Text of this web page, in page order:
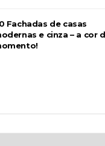
Fachadas de casas
e cinza – a cor